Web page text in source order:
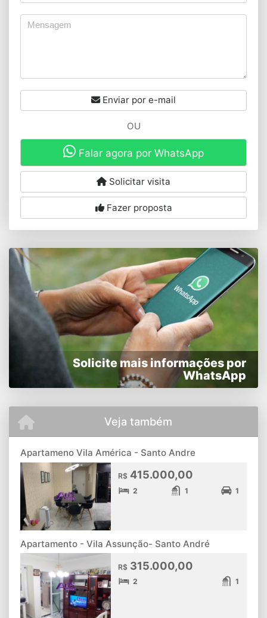
Enviar por e-mail
OU
Falar agora por WhatsApp
Solicitar visita
Fazer proposta
Solicite mais informações por
WhatsApp
Veja também
Apartameno Vila América - Santo Andre
R$ 415.000,00
2 1 1
Apartamento - Vila Assunção- Santo André
R$ 315.000,00
2 1